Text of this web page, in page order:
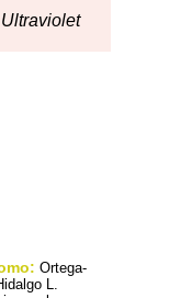
Ortega-
L.